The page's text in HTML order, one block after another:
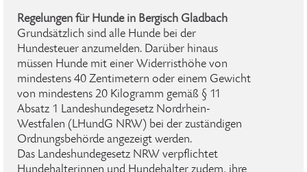
Regelungen für Hunde in Bergisch Gladbach
Grundsätzlich sind alle Hunde bei der
Hundesteuer anzumelden. Darüber hinaus
müssen Hunde mit einer Widerristhöhe von
mindestens 40 Zentimetern oder einem Gewicht
von mindestens 20 Kilogramm gemäß § 11
Absatz 1 Landeshundegesetz Nordrhein-
Westfalen (LHundG NRW) bei der zuständigen
Ordnungsbehörde angezeigt werden.
Das Landeshundegesetz NRW verpflichtet